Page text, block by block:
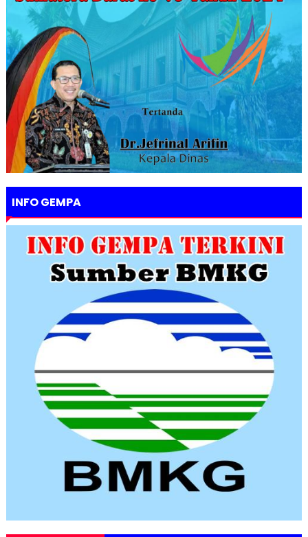
INFO GEMPA